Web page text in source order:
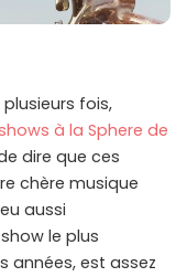
fois,
à la Sphere de
dire que ces
chère musique
aussi
le plus
années, est assez